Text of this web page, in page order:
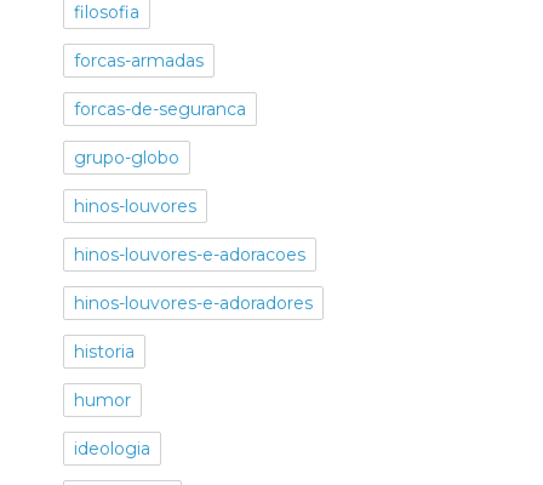
filosofia
forcas-armadas
forcas-de-seguranca
grupo-globo
hinos-louvores
hinos-louvores-e-adoracoes
hinos-louvores-e-adoradores
historia
humor
ideologia